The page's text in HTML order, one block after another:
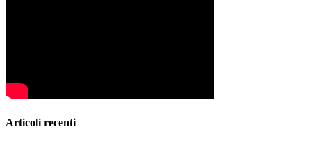
Articoli recenti